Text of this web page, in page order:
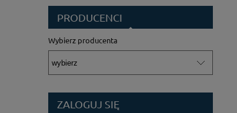
PRODUCENCI
Wybierz producenta
ZALOGUJ SIĘ